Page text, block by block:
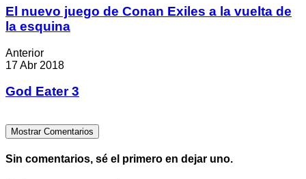
El nuevo juego de Conan Exiles a la vuelta de
la esquina
Anterior
17 Abr 2018
God Eater 3
Mostrar Comentarios
Sin comentarios, sé el primero en dejar uno.